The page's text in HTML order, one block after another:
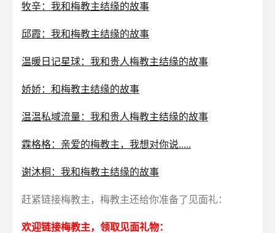
牧辛：我和梅教主结缘的故事
邱霞：我和梅教主结缘的故事
温暖日记星球：我和贵人梅教主结缘的故事
娇娇：和梅教主结缘的故事
温温私域流量：我和贵人梅教主结缘的故事
霖格格：亲爱的梅教主，我想对你说.....
谢沐桐：我和梅教主结缘的故事
赶紧链接梅教主，梅教主还给你准备了见面礼：
欢迎链接梅教主，领取见面礼物：